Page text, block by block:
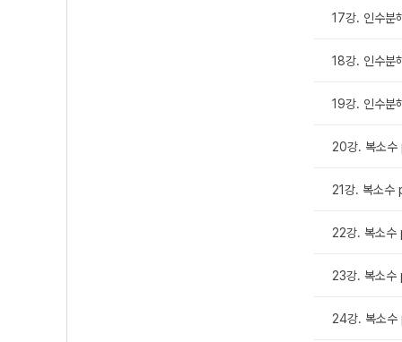
17강. 인수
18강. 인수
19강. 인수
20강. 복소
21강. 복소
22강. 복소
23강. 복소
24강. 복소